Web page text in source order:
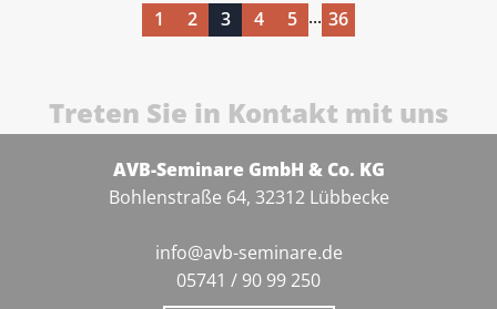
1 2 3 4 5 ... 36
Treten Sie in Kontakt mit uns
AVB-Seminare GmbH & Co. KG
Bohlenstraße 64, 32312 Lübbecke
info@avb-seminare.de
05741 / 90 99 250